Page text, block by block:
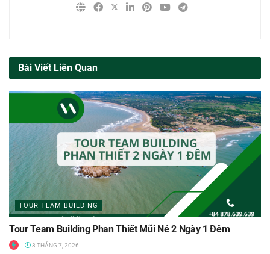
Bài Viết Liên Quan
TOUR TEAM BUILDING
Tour Team Building Phan Thiết Mũi Né 2 Ngày 1 Đêm
3 THÁNG 7, 2026